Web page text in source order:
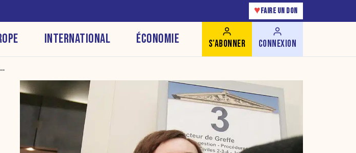
♥ FAIRE UN DON
INTERNATIONAL ÉCONOMIE S'ABONNER CONNEXION